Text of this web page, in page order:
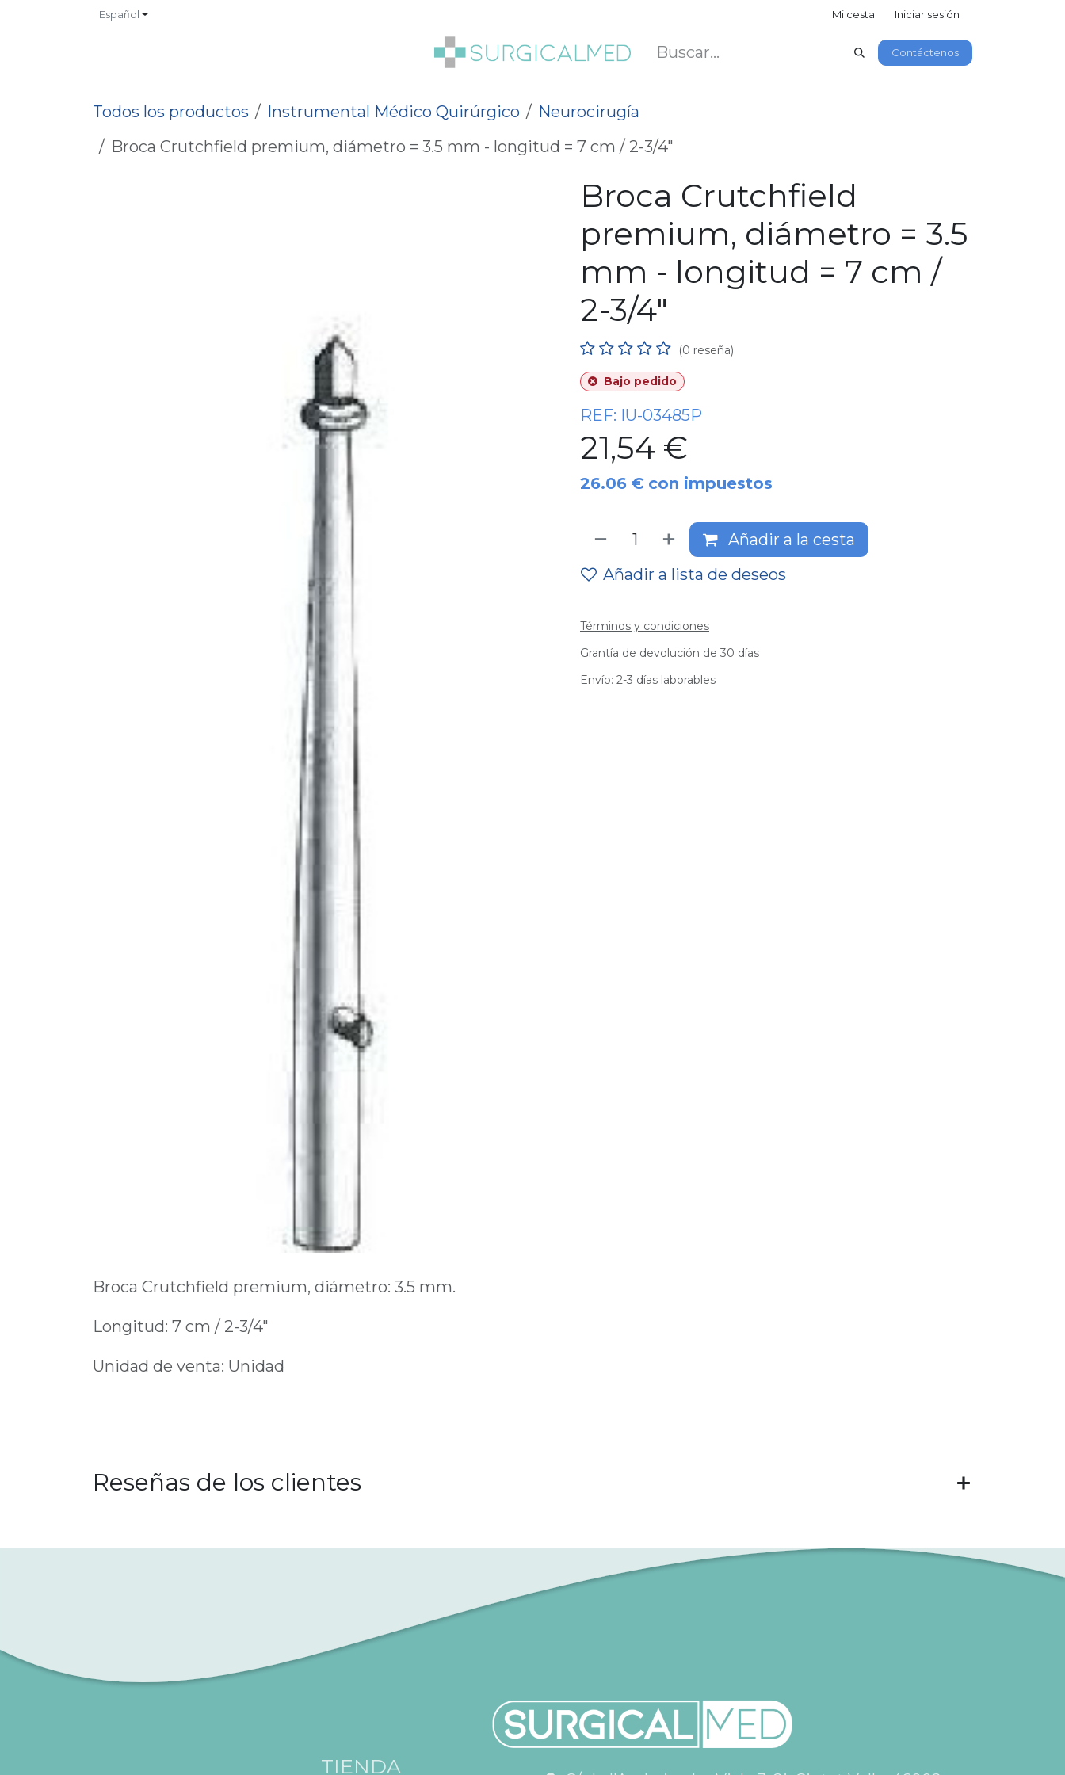
Ir al contenidoEspañol Mi cesta Iniciar sesión
Contáctenos
Todos los productos Instrumental Médico Quirúrgico
Neurocirugía
Broca Crutchfield premium, diámetro = 3.5 mm - longitud = 7 cm / 2-3/4"
Broca Crutchfield premium, diámetro: 3.5 mm.
Longitud: 7 cm / 2-3/4"
Unidad de venta: Unidad
Broca Crutchfield
premium, diámetro = 3.5
mm - longitud = 7 cm /
2-3/4"
(0 reseña)
Bajo pedido
REF: IU-03485P
21,54 €
26.06 € con impuestos
Añadir a la cesta
Añadir a lista de deseos
Términos y condiciones
Grantía de devolución de 30 días
Envío: 2-3 días laborables
Reseñas de los clientes
TIENDA